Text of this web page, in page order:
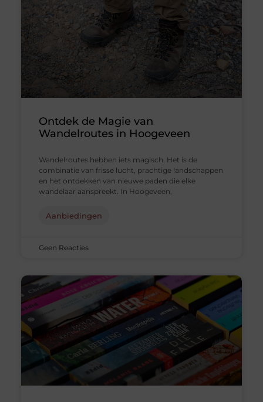
Ontdek de Magie van
Wandelroutes in Hoogeveen
Wandelroutes hebben iets magisch. Het is de
combinatie van frisse lucht, prachtige landschappen
en het ontdekken van nieuwe paden die elke
wandelaar aanspreekt. In Hoogeveen,
Aanbiedingen
Geen Reacties